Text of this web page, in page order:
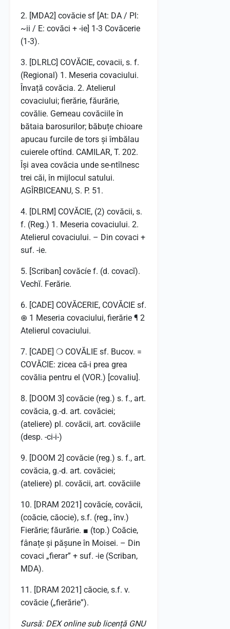
2. [MDA2] covăcie sf [At: DA / Pl:
~ii / E: covăci + -ie] 1-3 Covăcerie
(1-3).
3. [DLRLC] COVĂCIE, covacii, s. f.
(Regional) 1. Meseria covaciului.
Învață covăcia. 2. Atelierul
covaciului; fierărie, făurărie,
covălie. Gemeau covăciile în
bătaia barosurilor; băbuțe chioare
apucau furcile de tors și îmbălau
cuierele oftînd. CAMILAR, T. 202.
Își avea covăcia unde se-ntîlnesc
trei căi, în mijlocul satului.
AGÎRBICEANU, S. P. 51.
4. [DLRM] COVĂCIE, (2) covăcii, s.
f. (Reg.) 1. Meseria covaciului. 2.
Atelierul covaciului. – Din covaci +
suf. -ie.
5. [Scriban] covăcíe f. (d. covacĭ).
Vechĭ. Ferărie.
6. [CADE] COVĂCERIE, COVĂCIE sf.
⊕ 1 Meseria covaciului, fierărie ¶ 2
Atelierul covaciului.
7. [CADE] ❍ COVĂLIE sf. Bucov. =
COVĂCIE: zicea că-i prea grea
covălia pentru el (VOR.) [covaliu].
8. [DOOM 3] covăcie (reg.) s. f., art.
covăcia, g.-d. art. covăciei;
(ateliere) pl. covăcii, art. covăciile
(desp. -ci-i-)
9. [DOOM 2] covăcie (reg.) s. f., art.
covăcia, g.-d. art. covăciei;
(ateliere) pl. covăcii, art. covăciile
10. [DRAM 2021] covăcíe, covăcii,
(coăcie, căocie), s.f. (reg., înv.)
Fierărie; făurărie. ■ (top.) Coăcie,
fânațe și pășune în Moisei. – Din
covaci „fierar” + suf. -ie (Scriban,
MDA).
11. [DRAM 2021] căocie, s.f. v.
covăcie („fierărie”).
Sursă: DEX online sub licență GNU